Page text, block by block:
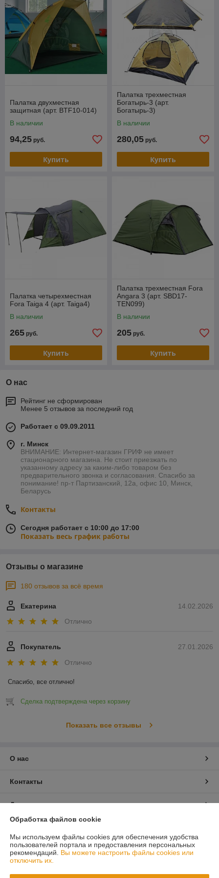
Палатка двухместная
защитная (арт. BTF10-014)
В наличии
94,25 руб.
Купить
Палатка трехместная
Богатырь-3 (арт.
Богатырь-3)
В наличии
280,05 руб.
Купить
Палатка четырехместная
Fora Taiga 4 (арт. Taiga4)
В наличии
265 руб.
Купить
Палатка трехместная Fora
Angara 3 (арт. SBD17-
TEN099)
В наличии
205 руб.
Купить
О нас
Рейтинг не сформирован
Менее 5 отзывов за последний год
Работает с 09.09.2011
г. Минск
ВНИМАНИЕ: Интернет-магазин ГРИФ не имеет
стационарного магазина. Не стоит приезжать по
указанному адресу за каким-либо товаром без
предварительного звонка и согласования. Спасибо за
понимание! пр-т Партизанский, 12а, офис 10, Минск,
Беларусь
Контакты
Сегодня работает с 10:00 до 17:00
Показать весь график работы
Отзывы о магазине
180 отзывов за всё время
14.02.2026
Екатерина
Отлично
27.01.2026
Покупатель
Отлично
Спасибо, все отлично!
Сделка подтверждена через корзину
Показать все отзывы
О нас
Контакты
Доставка и оплата
Полная версия сайта
Политика обработки cookies
Обработка файлов cookie
Мы используем файлы cookies для обеспечения удобства
пользователей портала и предоставления персональных
рекомендаций. Вы можете настроить файлы cookies или
отключить их.